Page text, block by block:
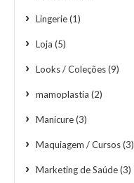
Lingerie(1)
Loja (5)
Looks / Coleções(9)
mamoplastia (2)
Manicure(3)
Maquiagem / Cursos(3)
Marketing de Saúde(3)